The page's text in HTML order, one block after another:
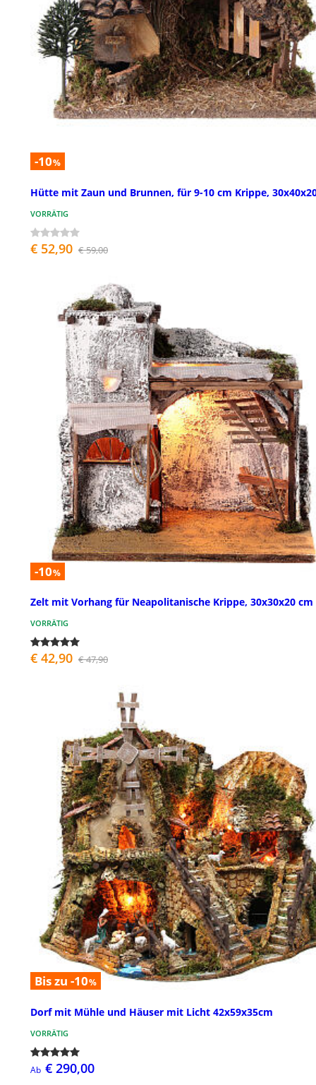
-10%
Hütte mit Zaun und Brunnen, für 9-10 cm Krippe,
VORRÄTIG
€ 52,90 € 59,00
-10%
Zelt mit Vorhang für Neapolitanische Krippe, 30x30x20 cm
VORRÄTIG
€ 42,90 € 47,90
Bis zu -10%
Dorf mit Mühle und Häuser mit Licht 42x59x35cm
VORRÄTIG
Ab € 290,00